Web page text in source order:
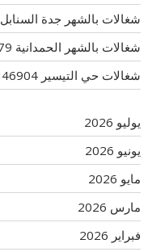
شغالات بالشهر جدة السنابل 0571400979
شغالات بالشهر الحمدانية 0571400979
شغالات حي التيسير 0562346904
يوليو 2026
يونيو 2026
مايو 2026
مارس 2026
فبراير 2026